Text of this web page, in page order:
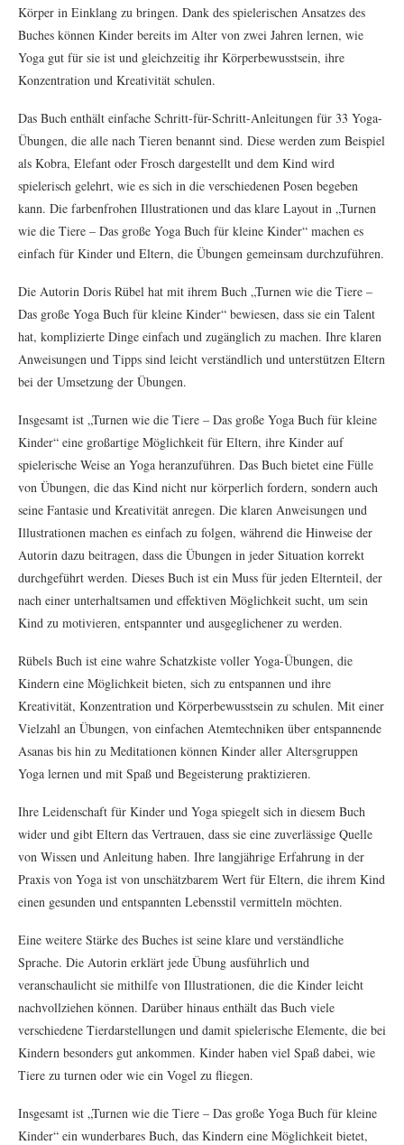
Körper in Einklang zu bringen. Dank des spielerischen Ansatzes des
Buches können Kinder bereits im Alter von zwei Jahren lernen, wie
Yoga gut für sie ist und gleichzeitig ihr Körperbewusstsein, ihre
Konzentration und Kreativität schulen.
Das Buch enthält einfache Schritt-für-Schritt-Anleitungen für 33 Yoga-
Übungen, die alle nach Tieren benannt sind. Diese werden zum Beispiel
als Kobra, Elefant oder Frosch dargestellt und dem Kind wird
spielerisch gelehrt, wie es sich in die verschiedenen Posen begeben
kann. Die farbenfrohen Illustrationen und das klare Layout in „Turnen
wie die Tiere – Das große Yoga Buch für kleine Kinder“ machen es
einfach für Kinder und Eltern, die Übungen gemeinsam durchzuführen.
Die Autorin Doris Rübel hat mit ihrem Buch „Turnen wie die Tiere –
Das große Yoga Buch für kleine Kinder“ bewiesen, dass sie ein Talent
hat, komplizierte Dinge einfach und zugänglich zu machen. Ihre klaren
Anweisungen und Tipps sind leicht verständlich und unterstützen Eltern
bei der Umsetzung der Übungen.
Insgesamt ist „Turnen wie die Tiere – Das große Yoga Buch für kleine
Kinder“ eine großartige Möglichkeit für Eltern, ihre Kinder auf
spielerische Weise an Yoga heranzuführen. Das Buch bietet eine Fülle
von Übungen, die das Kind nicht nur körperlich fordern, sondern auch
seine Fantasie und Kreativität anregen. Die klaren Anweisungen und
Illustrationen machen es einfach zu folgen, während die Hinweise der
Autorin dazu beitragen, dass die Übungen in jeder Situation korrekt
durchgeführt werden. Dieses Buch ist ein Muss für jeden Elternteil, der
nach einer unterhaltsamen und effektiven Möglichkeit sucht, um sein
Kind zu motivieren, entspannter und ausgeglichener zu werden.
Rübels Buch ist eine wahre Schatzkiste voller Yoga-Übungen, die
Kindern eine Möglichkeit bieten, sich zu entspannen und ihre
Kreativität, Konzentration und Körperbewusstsein zu schulen. Mit einer
Vielzahl an Übungen, von einfachen Atemtechniken über entspannende
Asanas bis hin zu Meditationen können Kinder aller Altersgruppen
Yoga lernen und mit Spaß und Begeisterung praktizieren.
Ihre Leidenschaft für Kinder und Yoga spiegelt sich in diesem Buch
wider und gibt Eltern das Vertrauen, dass sie eine zuverlässige Quelle
von Wissen und Anleitung haben. Ihre langjährige Erfahrung in der
Praxis von Yoga ist von unschätzbarem Wert für Eltern, die ihrem Kind
einen gesunden und entspannten Lebensstil vermitteln möchten.
Eine weitere Stärke des Buches ist seine klare und verständliche
Sprache. Die Autorin erklärt jede Übung ausführlich und
veranschaulicht sie mithilfe von Illustrationen, die die Kinder leicht
nachvollziehen können. Darüber hinaus enthält das Buch viele
verschiedene Tierdarstellungen und damit spielerische Elemente, die bei
Kindern besonders gut ankommen. Kinder haben viel Spaß dabei, wie
Tiere zu turnen oder wie ein Vogel zu fliegen.
Insgesamt ist „Turnen wie die Tiere – Das große Yoga Buch für kleine
Kinder“ ein wunderbares Buch, das Kindern eine Möglichkeit bietet,